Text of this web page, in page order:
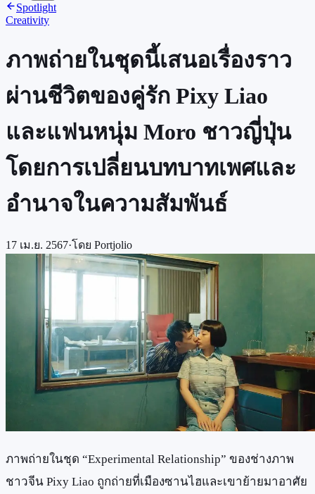
Spotlight
Creativity
ภาพถ่ายในชุดนี้เสนอเรื่องราว
ผ่านชีวิตของคู่รัก Pixy Liao
และแฟนหนุ่ม Moro ชาวญี่ปุ่น
โดยการเปลี่ยนบทบาทเพศและ
อำนาจในความสัมพันธ์
17 เม.ย. 2567·โดย Portjolio
ภาพถ่ายในชุด “Experimental Relationship” ของช่างภาพ
ชาวจีน Pixy Liao ถูกถ่ายที่เมืองซานไฮและเขาย้ายมาอาศัย